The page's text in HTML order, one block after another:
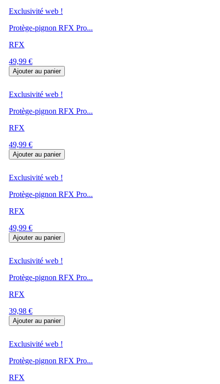
Exclusivité web !
Protège-pignon RFX Pro...
RFX
Prix
49,99 €
Ajouter au panier
Exclusivité web !
Protège-pignon RFX Pro...
RFX
Prix
49,99 €
Ajouter au panier
Exclusivité web !
Protège-pignon RFX Pro...
RFX
Prix
49,99 €
Ajouter au panier
Exclusivité web !
Protège-pignon RFX Pro...
RFX
Prix
39,98 €
Ajouter au panier
Exclusivité web !
Protège-pignon RFX Pro...
RFX